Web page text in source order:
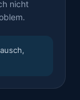
nicht